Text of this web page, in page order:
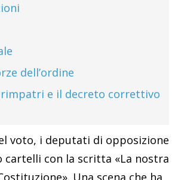
dell’ordine
rimpatri e il decreto correttivo
voto, i deputati di opposizione
cartelli con la scritta «La nostra
Una scena che ha